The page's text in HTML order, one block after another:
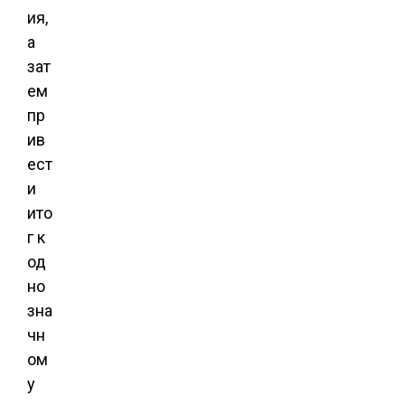
ия,
а
зат
ем
пр
ив
ест
и
ито
г к
од
но
зна
чн
ом
у